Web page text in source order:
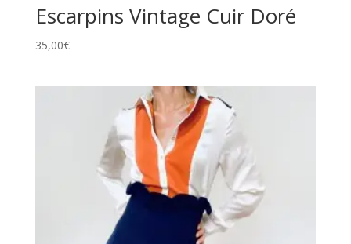
Escarpins Vintage Cuir Doré
35,00€